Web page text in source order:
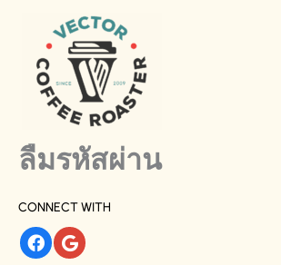
CONTENT
ลืมรหัสผ่าน
CONNECT WITH